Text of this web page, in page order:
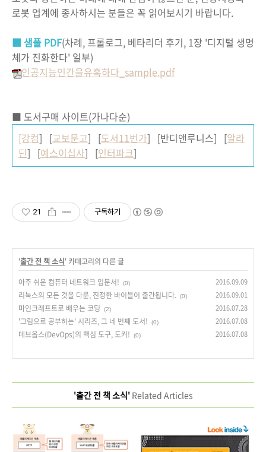
로봇 업계에 종사하시는 분들은 꼭 읽어보시기 바랍니다.
■ 샘플 PDF(차례, 프롤로그, 베타리더 후기, 1장 '디지털 생명
체가 진화한다' 일부)
인공지능인간을유혹하다_sample.pdf
■ 도서구매 사이트(가나다순)
[강컴] [교보문고] [도서11번가] [반디앤루니스] [알라
딘] [예스이십사] [인터파크]
21 구독하기
'출간 전 책 소식' 카테고리의 다른 글
아주 쉬운 컴퓨터 네트워크 입문서!
(0) 2016.09.09
리눅스의 모든 것을 다룬, 진정한 바이블이 출간됩니다. (0) 2016.09.01
마인크래프트로 배우는 코딩 (2) 2016.07.28
'그림으로 공부하는' 시리즈, 그 네 번째 도서! (0) 2016.07.08
데브옵스(DevOps)의 핵심 도구, 도커! (0) 2016.07.08
'출간 전 책 소식'Related Articles